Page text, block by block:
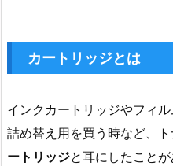
カートリッジとは
インクカートリッジやフィ
詰め替え用を買う時など、
ートリッジと耳にしたことが